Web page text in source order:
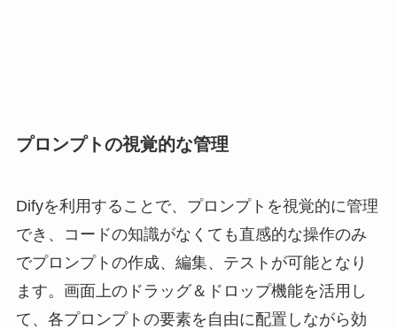
プロンプトの視覚的な管理
Difyを利用することで、プロンプトを視覚的に管理
でき、コードの知識がなくても直感的な操作のみ
でプロンプトの作成、編集、テストが可能となり
ます。画面上のドラッグ＆ドロップ機能を活用し
て、各プロンプトの要素を自由に配置しながら効